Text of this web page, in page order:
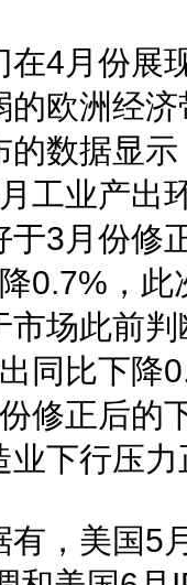
在4月份展
的欧洲经
数据显
工业产出
于3月份修
0.7%，此
场此前
同比下降
修正后的
下行压
，美国5